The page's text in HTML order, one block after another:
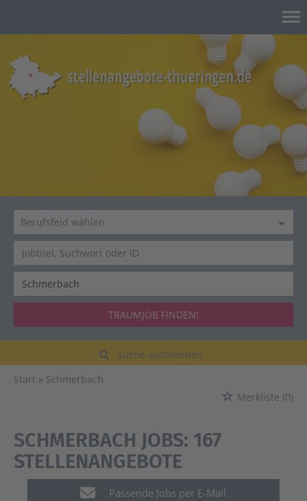
TRAUMJOB FINDEN!
Suche ausblenden
Start
Schmerbach
Merkliste (0)
SCHMERBACH JOBS: 167
STELLENANGEBOTE
Passende Jobs per E-Mail